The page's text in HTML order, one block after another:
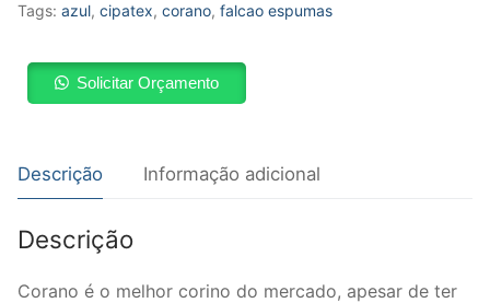
Tags: azul, cipatex, corano, falcao espumas
Solicitar Orçamento
Descrição Informação adicional
Descrição
Corano é o melhor corino do mercado, apesar de ter